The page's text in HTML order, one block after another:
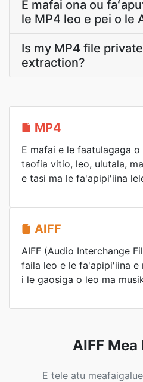
E mafai ona ou
le MP4 leo e pei o le
Is my MP4 file
extraction?
MP4
E mafai e le faatulagaga o
taofia vitio, leo, ulutala,
e tasi ma le fa'apipi'iina
AIFF
AIFF (Audio Interchange
faila leo e le fa'apipi'iina e
i le gaosiga o leo ma
AIFF
E tele atu